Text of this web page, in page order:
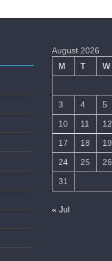
August 2026
M
T W
3
4 5
10
11 12
17
18 19
24
25 26
31
« Jul